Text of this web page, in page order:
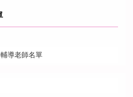
導老師名單